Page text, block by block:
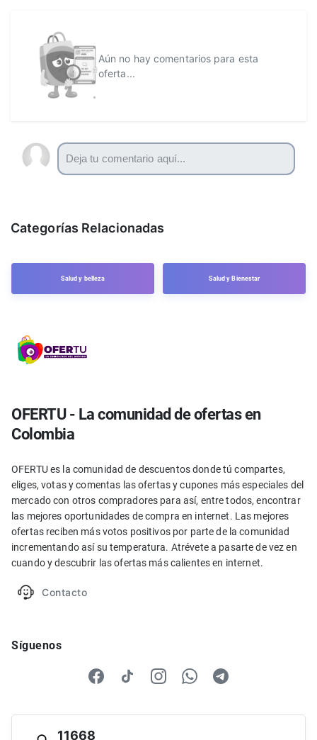
Aún no hay comentarios para esta
oferta...
Categorías Relacionadas
Salud y belleza Salud y Bienestar
OFERTU - La comunidad de ofertas en
Colombia
OFERTU es la comunidad de descuentos donde tú compartes,
eliges, votas y comentas las ofertas y cupones más especiales del
mercado con otros compradores para así, entre todos, encontrar
las mejores oportunidades de compra en internet. Las mejores
ofertas reciben más votos positivos por parte de la comunidad
incrementando así su temperatura. Atrévete a pasarte de vez en
cuando y descubrir las ofertas más calientes en internet.
Contacto
Síguenos
11668